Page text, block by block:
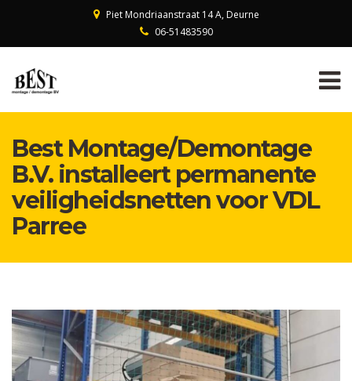
Piet Mondriaanstraat 14 A, Deurne
06-51483590
Best Montage/Demontage
B.V. installeert permanente
veiligheidsnetten voor VDL
Parree